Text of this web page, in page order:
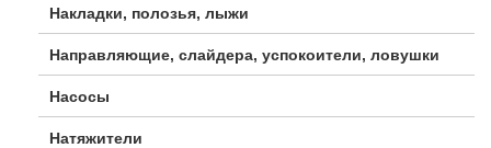
Накладки, полозья, лыжи
Направляющие, слайдера, успокоители, ловушки
Насосы
Натяжители